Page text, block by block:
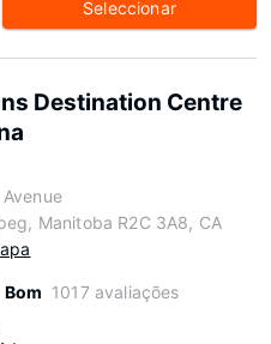
Seleccionar
Destination Centre
Manitoba R2C 3A8, CA
Bom 1017 avaliações